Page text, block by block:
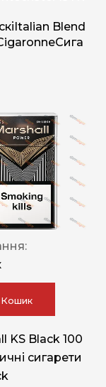
Italian Blend
Сига
KS Black 100
сигарети